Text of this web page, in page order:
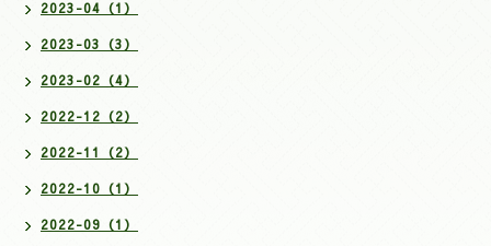
2023-04（1）
2023-03（3）
2023-02（4）
2022-12（2）
2022-11（2）
2022-10（1）
2022-09（1）